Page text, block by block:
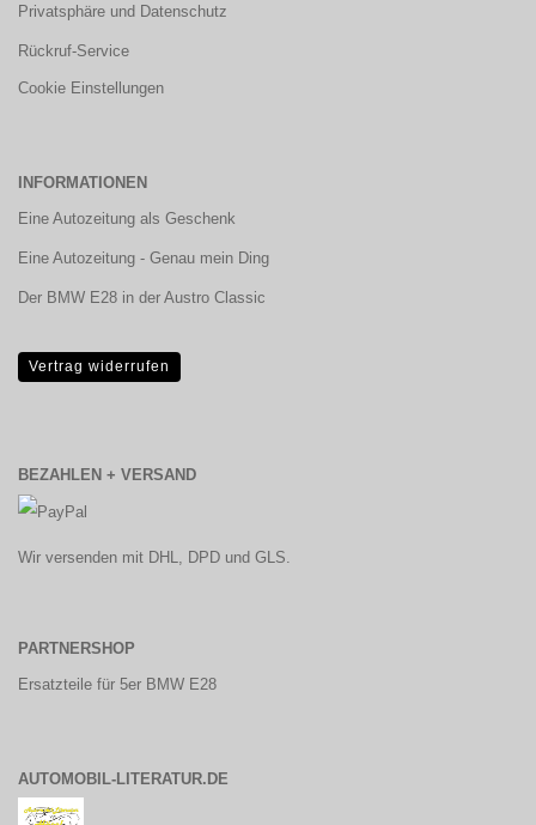
Privatsphäre und Datenschutz
Rückruf-Service
Cookie Einstellungen
INFORMATIONEN
Eine Autozeitung als Geschenk
Eine Autozeitung - Genau mein Ding
Der BMW E28 in der Austro Classic
Vertrag widerrufen
BEZAHLEN + VERSAND
Wir versenden mit DHL, DPD und GLS.
PARTNERSHOP
Ersatzteile für 5er BMW E28
AUTOMOBIL-LITERATUR.DE